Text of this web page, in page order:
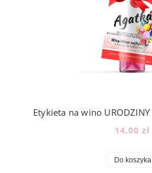
14,00 zł
Do koszyka